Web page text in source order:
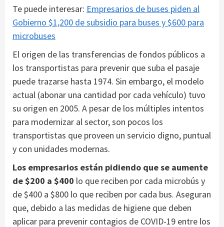
Te puede interesar: Empresarios de buses piden al
Gobierno $1,200 de subsidio para buses y $600 para
microbuses
El origen de las transferencias de fondos públicos a
los transportistas para prevenir que suba el pasaje
puede trazarse hasta 1974. Sin embargo, el modelo
actual (abonar una cantidad por cada vehículo) tuvo
su origen en 2005. A pesar de los múltiples intentos
para modernizar al sector, son pocos los
transportistas que proveen un servicio digno, puntual
y con unidades modernas.
Los empresarios están pidiendo que se aumente
de $200 a $400 lo que reciben por cada microbús y
de $400 a $800 lo que reciben por cada bus. Aseguran
que, debido a las medidas de higiene que deben
aplicar para prevenir contagios de COVID-19 entre los